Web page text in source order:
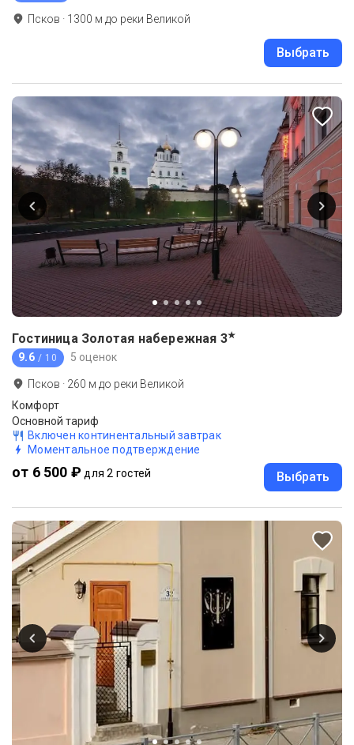
Псков · 1300 м до реки Великой
Выбрать
Гостиница Золотая набережная 3★
9.6 / 10 5 оценок
Псков · 260 м до реки Великой
Комфорт
Основной тариф
Включен континентальный завтрак
Моментальное подтверждение
от 6 500 ₽ для 2 гостей Выбрать